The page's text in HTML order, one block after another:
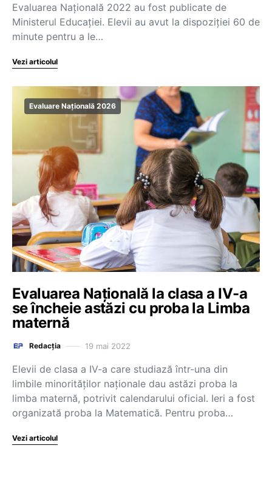
Evaluarea Națională 2022 au fost publicate de
Ministerul Educației. Elevii au avut la dispoziției 60 de
minute pentru a le…
Vezi articolul
Evaluare Națională 2026
Evaluarea Națională la clasa a IV-a
se încheie astăzi cu proba la Limba
maternă
Redacția 19 mai 2022
Elevii de clasa a IV-a care studiază într-una din
limbile minorităților naționale dau astăzi proba la
limba maternă, potrivit calendarului oficial. Ieri a fost
organizată proba la Matematică. Pentru proba…
Vezi articolul